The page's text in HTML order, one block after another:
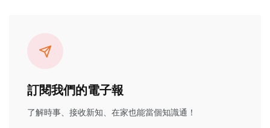
訂閱我們的電子報
了解時事、接收新知、在家也能當個知識通！